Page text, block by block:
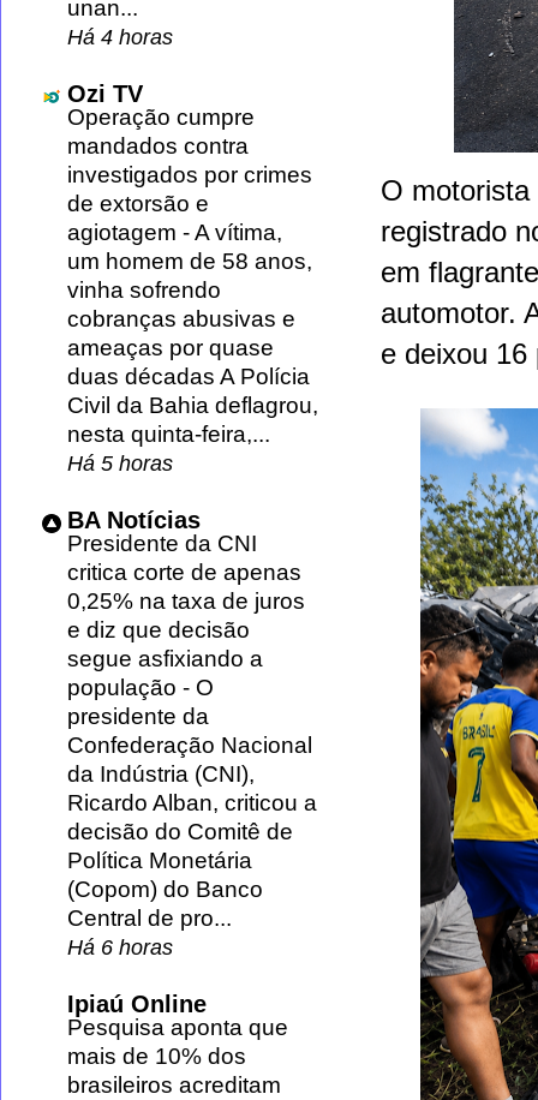
O motorista
registrado
em
automotor.
e deixou
unan...
Há 4 horas
Ozi TV
Operação cumpre
mandados contra
investigados por crimes
de extorsão e
agiotagem -A vítima,
um homem de 58 anos,
vinha sofrendo
cobranças abusivas e
ameaças por quase
duas décadas A Polícia
Civil da Bahia deflagrou,
nesta quinta-feira,...
Há 5 horas
BA Notícias
Presidente da CNI
critica corte de apenas
0,25% na taxa de juros
e diz que decisão
segue asfixiando a
população - O
presidente da
Confederação Nacional
da Indústria (CNI),
Ricardo Alban, criticou a
decisão do Comitê de
Política Monetária
(Copom) do Banco
Central de pro...
Há 6 horas
Ipiaú Online
Pesquisa aponta que
mais de 10% dos
brasileiros acreditam